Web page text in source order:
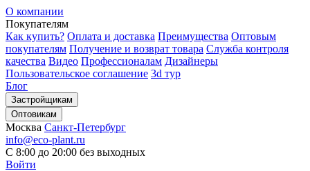
О компании
Покупателям
Как купить? Оплата и доставка Преимущества Оптовым
покупателям Получение и возврат товара Служба контроля
качества Видео Профессионалам Дизайнеры
Пользовательское соглашение 3d тур
Блог
Застройщикам
Оптовикам
Москва Санкт-Петербург
info@eco-plant.ru
С 8:00 до 20:00 без выходных
Войти